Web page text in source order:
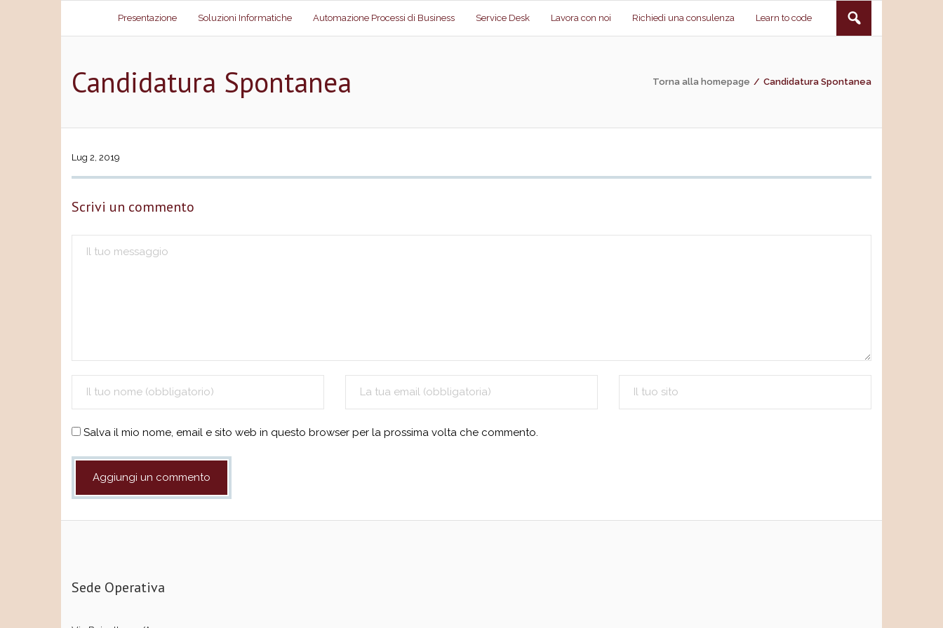
Presentazione Soluzioni Informatiche Automazione Processi di Business Service Desk Lavora con noi Richiedi una consulenza Learn to code
Candidatura Spontanea Torna alla homepage / Candidatura Spontanea
Lug 2, 2019
Scrivi un commento
Salva il mio nome, email e sito web in questo browser per la prossima volta che commento.
Sede Operativa